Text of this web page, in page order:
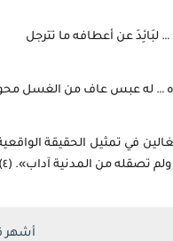
لبَائِدَ عن أعطافه ما تترجل
… له عبس عاف من الغسل
في تمثيل الحقيقة
تصقله من المدنية آداب». (٤)
أشهر